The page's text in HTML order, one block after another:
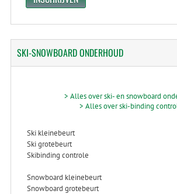
SKI-SNOWBOARDONDERHOUD
> Alles over ski- en snowboard
> Alles over ski-binding
Ski kleinebeurt
Ski grotebeurt
Skibinding controle
Snowboard kleinebeurt
Snowboard grotebeurt